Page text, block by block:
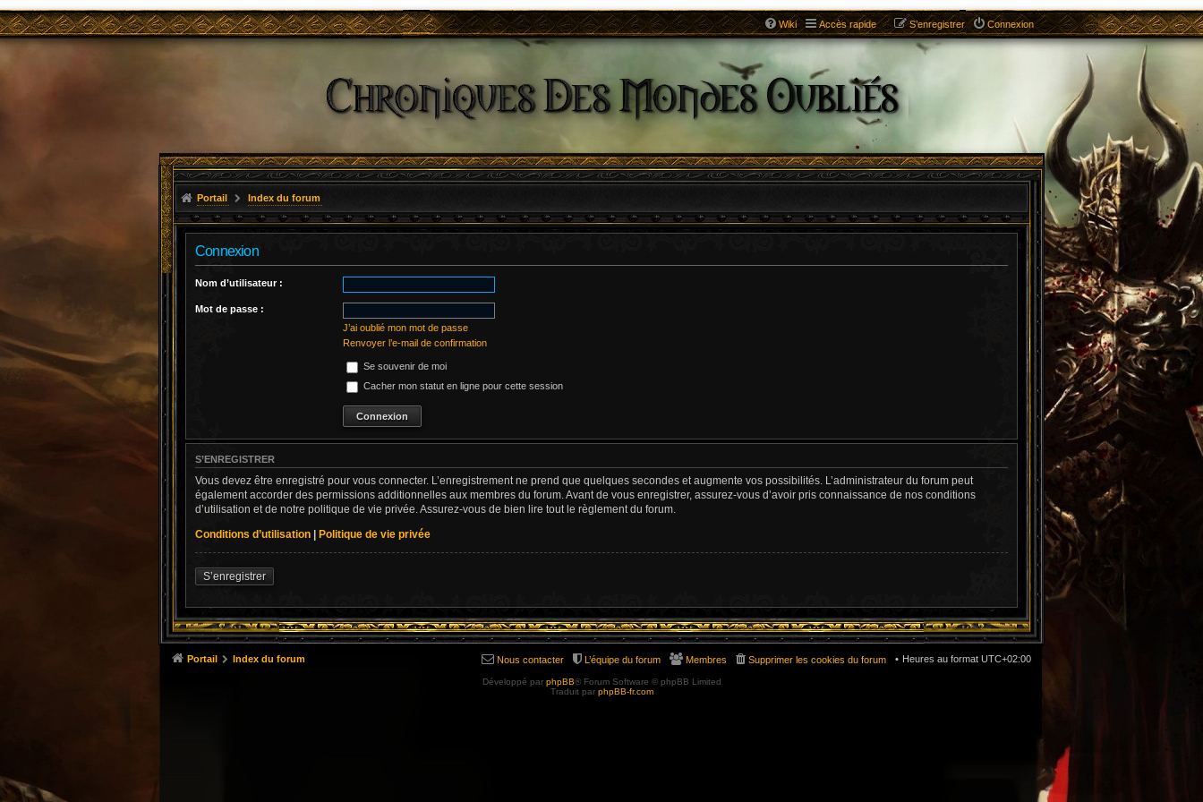
Wiki Accès rapide Connexion
S’enregistrer
Portail Index du forum
Connexion
Nom d’utilisateur :
Mot de passe :
J’ai oublié mon mot de passe
Renvoyer l’e-mail de confirmation
Se souvenir de moi
Cacher mon statut en ligne pour cette session
S’ENREGISTRER
Vous devez être enregistré pour vous connecter. L’enregistrement ne prend que quelques secondes et augmente vos possibilités. L’administrateur du forum peut
également accorder des permissions additionnelles aux membres du forum. Avant de vous enregistrer, assurez-vous d’avoir pris connaissance de nos conditions
d’utilisation et de notre politique de vie privée. Assurez-vous de bien lire tout le règlement du forum.
Conditions d’utilisation | Politique de vie privée
S’enregistrer
Portail Index du forum Heures au format UTC+02:00
Supprimer les cookies du forum
Membres
L’équipe du forum
Nous contacter
Développé par phpBB® Forum Software © phpBB Limited
Traduit par phpBB-fr.com